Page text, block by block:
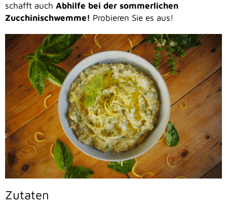
schafft auch Abhilfe bei der sommerlichen
Zucchinischwemme! Probieren Sie es aus!
Zutaten